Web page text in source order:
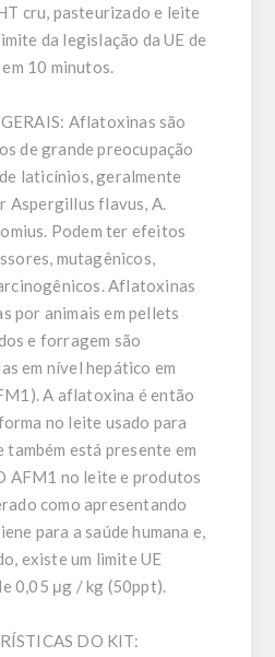
cru, pasteurizado e leite
da legislação da UE de
10 minutos.
Aflatoxinas são
de grande preocupação
laticínios, geralmente
Aspergillus flavus, A.
Podem ter efeitos
mutagênicos,
Aflatoxinas
por animais em pellets
e forragem são
em nível hepático em
A aflatoxina é então
no leite usado para
também está presente em
AFM1 no leite e produtos
como apresentando
para a saúde humana e,
existe um limite UE
0,05 μg / kg (50ppt).
DO KIT: